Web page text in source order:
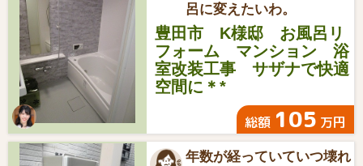
呂に変えたいわ。
豊田市 K様邸 お風呂リ
フォーム マンション 浴
室改装工事 サザナで快適
空間に＊*
総額 105 万円
年数が経っていていつ壊れ